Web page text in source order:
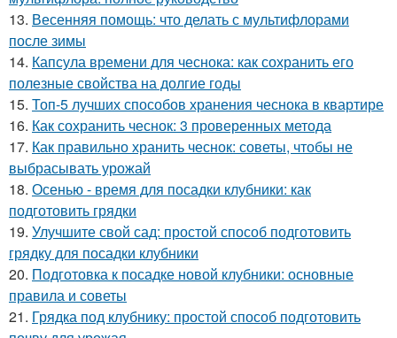
13. Весенняя помощь: что делать с мультифлорами
после зимы
14. Капсула времени для чеснока: как сохранить его
полезные свойства на долгие годы
15. Топ-5 лучших способов хранения чеснока в квартире
16. Как сохранить чеснок: 3 проверенных метода
17. Как правильно хранить чеснок: советы, чтобы не
выбрасывать урожай
18. Осенью - время для посадки клубники: как
подготовить грядки
19. Улучшите свой сад: простой способ подготовить
грядку для посадки клубники
20. Подготовка к посадке новой клубники: основные
правила и советы
21. Грядка под клубнику: простой способ подготовить